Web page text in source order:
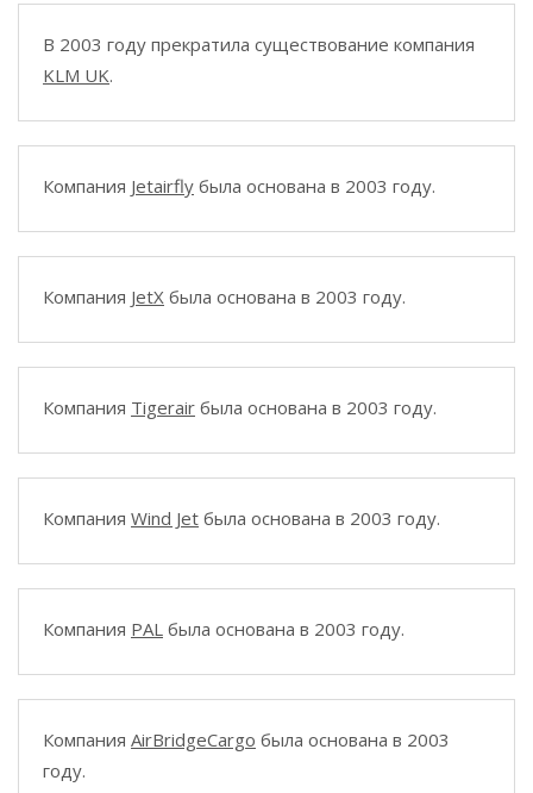
В 2003 году прекратила существование компания
KLM UK.
Компания Jetairfly была основана в 2003 году.
Компания JetX была основана в 2003 году.
Компания Tigerair была основана в 2003 году.
Компания Wind Jet была основана в 2003 году.
Компания PAL была основана в 2003 году.
Компания AirBridgeCargo была основана в 2003
году.